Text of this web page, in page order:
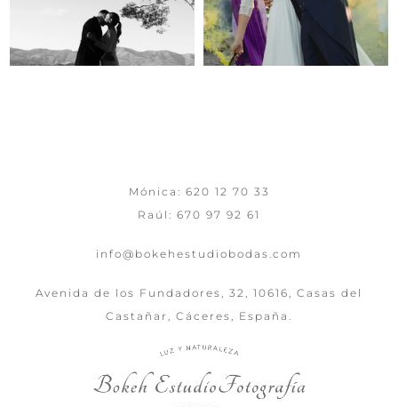
Mónica: 620 12 70 33
Raúl: 670 97 92 61
info@bokehestudiobodas.com
Avenida de los Fundadores, 32, 10616, Casas del
Castañar, Cáceres, España.